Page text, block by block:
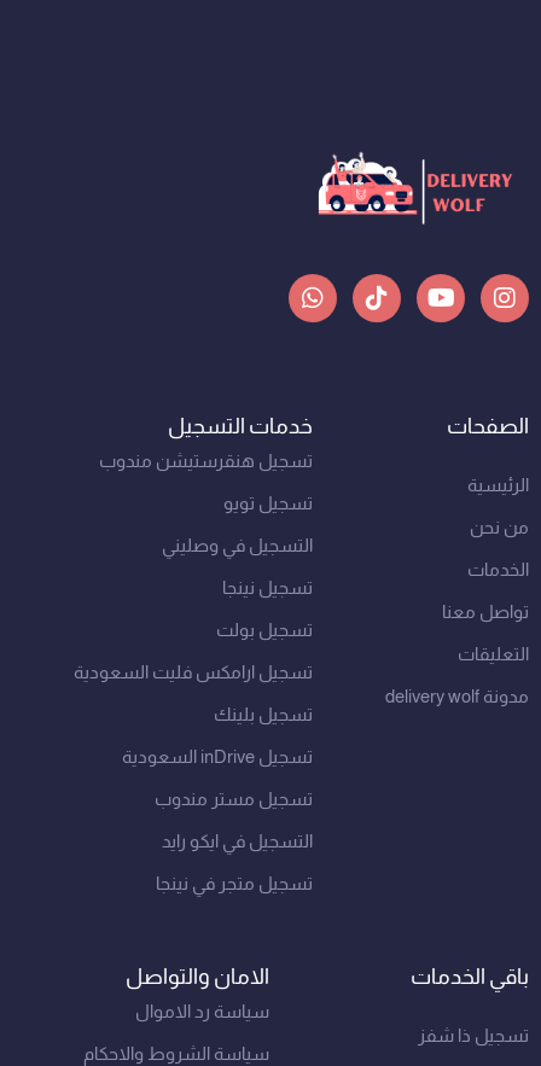
I
n
r
m
Y
o
T
i
W
h
p
p
الصفحات
الرئيسية
من نحن
الخدمات
تواصل معنا
التعليقات
مدونة delivery wolf
خدمات التسجيل
تسجيل هنقرستيشن مندوب
تسجيل تويو
التسجيل في وصليني
تسجيل نينجا
تسجيل بولت
تسجيل ارامكس فليت السعودية
تسجيل بلينك
تسجيل inDrive السعودية
تسجيل مستر مندوب
التسجيل في ايكو رايد
تسجيل متجر في نينجا
باقي الخدمات
تسجيل ذا شفز
الامان والتواصل
سياسة رد الاموال
سياسة الشروط والاحكام